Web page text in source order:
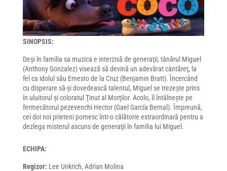
SINOPSIS:
Deși în familia sa muzica e interzisă de generaţii, tânărul Miguel
(Anthony Gonzalez) visează să devină un adevărat cântăreţ, la
fel ca idolul său Ernesto de la Cruz (Benjamin Bratt). Încercând
cu disperare să-și dovedească talentul, Miguel se trezește prins
în uluitorul și coloratul Ţinut al Morţilor. Acolo, îl întâlnește pe
fermecătorul pezevenchi Hector (Gael García Bernal). Împreună,
cei doi noi prieteni pornesc într-o călătorie extraordinară pentru a
dezlega misterul ascuns de generaţii în familia lui Miguel.
ECHIPA:
Regizor: Lee Unkrich, Adrian Molina